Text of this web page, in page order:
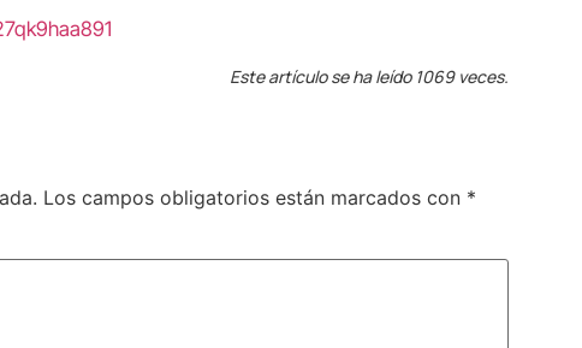
Este artículo se ha leído 1069 veces.
Los campos obligatorios están marcados con *